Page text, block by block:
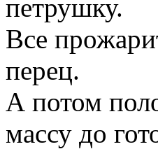
петрушку.
Все
перец.
А потом
массу до